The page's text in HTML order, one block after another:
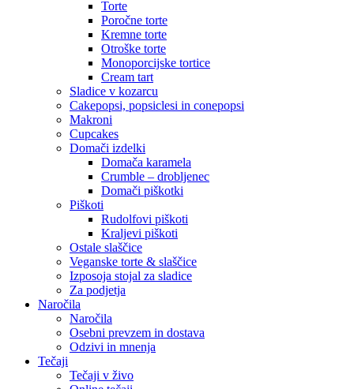
Torte
Poročne torte
Kremne torte
Otroške torte
Monoporcijske tortice
Cream tart
Sladice v kozarcu
Cakepopsi, popsiclesi in conepopsi
Makroni
Cupcakes
Domači izdelki
Domača karamela
Crumble – drobljenec
Domači piškotki
Piškoti
Rudolfovi piškoti
Kraljevi piškoti
Ostale slaščice
Veganske torte & slaščice
Izposoja stojal za sladice
Za podjetja
Naročila
Naročila
Osebni prevzem in dostava
Odzivi in mnenja
Tečaji
Tečaji v živo